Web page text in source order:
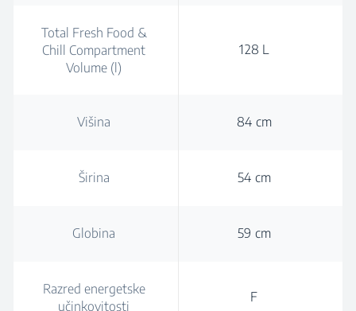
Total Fresh Food &
Chill Compartment
Volume (l)
128 L
Višina 84 cm
Širina 54 cm
Globina 59 cm
Razred energetske
učinkovitosti
F